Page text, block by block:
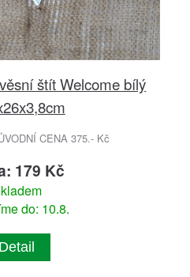
štít Welcome bílý
CENA 375.- Kč
179 Kč
do: 10.8.
Detail